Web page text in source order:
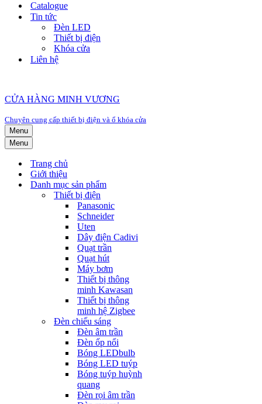
Catalogue
Tin tức
Đèn LED
Thiết bị điện
Khóa cửa
Liên hệ
CỬA HÀNG MINH VƯƠNG
Chuyên cung cấp thiết bị điện và ổ khóa cửa
Menu
Menu
Trang chủ
Giới thiệu
Danh mục sản phẩm
Thiết bị điện
Panasonic
Schneider
Uten
Dây điện Cadivi
Quạt trần
Quạt hút
Máy bơm
Thiết bị thông
minh Kawasan
Thiết bị thông
minh hệ Zigbee
Đèn chiếu sáng
Đèn âm trần
Đèn ốp nổi
Bóng LEDbulb
Bóng LED tuýp
Bóng tuýp huỳnh
quang
Đèn rọi âm trần